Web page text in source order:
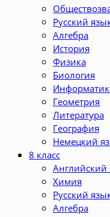
Русский
Алгебра
История
Физика
Биология
Геометрия
Литература
География
Немецкий
8 класс
Английский
Химия
Русский
Алгебра